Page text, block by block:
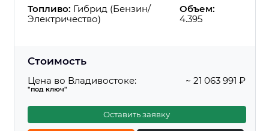
Топливо: Гибрид (Бензин/
Электричество)
Объем:
4.395
Стоимость
Цена во Владивостоке:
"под ключ"
~ 21 063 991 ₽
Оставить заявку